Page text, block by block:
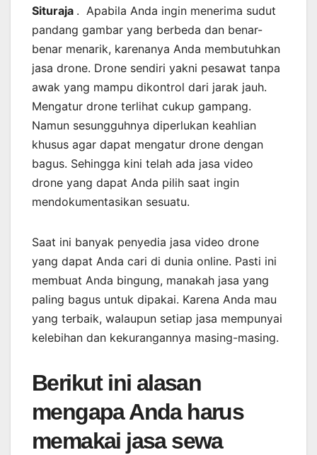
Situraja . Apabila Anda ingin menerima sudut
pandang gambar yang berbeda dan benar-
benar menarik, karenanya Anda membutuhkan
jasa drone. Drone sendiri yakni pesawat tanpa
awak yang mampu dikontrol dari jarak jauh.
Mengatur drone terlihat cukup gampang.
Namun sesungguhnya diperlukan keahlian
khusus agar dapat mengatur drone dengan
bagus. Sehingga kini telah ada jasa video
drone yang dapat Anda pilih saat ingin
mendokumentasikan sesuatu.
Saat ini banyak penyedia jasa video drone
yang dapat Anda cari di dunia online. Pasti ini
membuat Anda bingung, manakah jasa yang
paling bagus untuk dipakai. Karena Anda mau
yang terbaik, walaupun setiap jasa mempunyai
kelebihan dan kekurangannya masing-masing.
Berikut ini alasan
mengapa Anda harus
memakai jasa sewa